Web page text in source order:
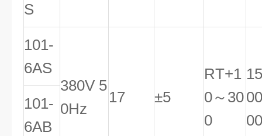
S
101-
6AS
380V 5
0Hz
17 ±5
RT+1
0～30
0
00
101-
6AB